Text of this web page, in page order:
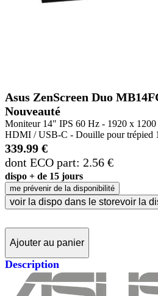
Asus ZenScreen Duo
Nouveauté
Moniteur 14" IPS 60 Hz - 1920 x
HDMI / USB-C - Douille pour trépied
339.99 €
dont ECO part: 2.56 €
dispo + de 15 jours
me prévenir de la disponibilité
voir la dispo dans le storevoir la
Ajouter au panier
Description